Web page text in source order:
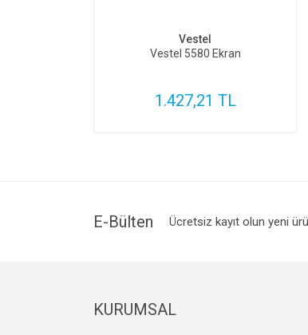
Vestel
Vestel 5580 Ekran
1.427,21 TL
E-Bülten Ücretsiz kayıt olun yeni
KURUMSAL